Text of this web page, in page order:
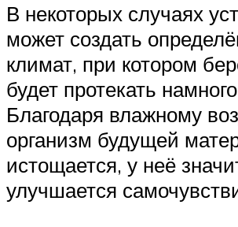
В некоторых случаях
может создать
климат, при котором
будет протекать
Благодаря влажному
организм будущей
истощается, у неё
улучшается